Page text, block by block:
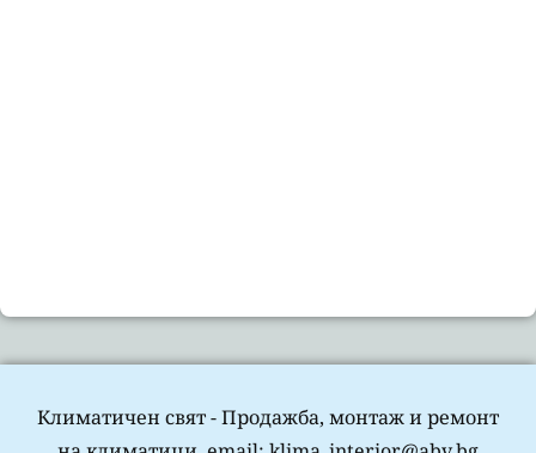
Климатичен свят - Продажба, монтаж и ремонт